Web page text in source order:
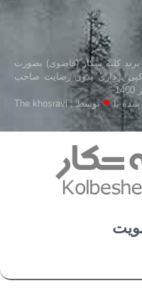
کلبه شکار (قاضوی) بصورت
کپی برداری بدون رضایت صاحب
شده با❤توسط : The khosravi